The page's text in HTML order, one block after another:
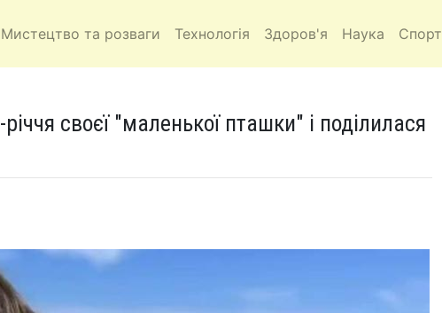
Мистецтво та розваги Технологія Здоров'я Наука Спорт
своєї "маленької пташки" і поділилася